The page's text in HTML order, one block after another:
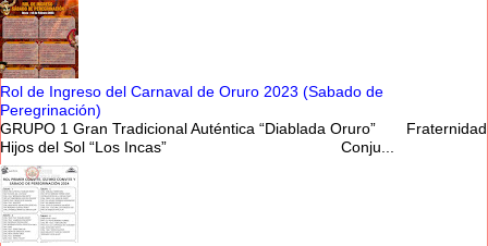
Rol de Ingreso del Carnaval de Oruro 2023 (Sabado de
Peregrinación)
GRUPO 1 Gran Tradicional Auténtica “Diablada Oruro” Fraternidad
Hijos del Sol “Los Incas” Conju...